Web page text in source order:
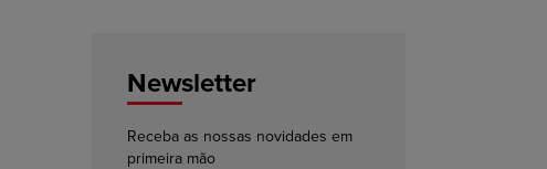
Newsletter
Receba as nossas novidades em
primeira mão